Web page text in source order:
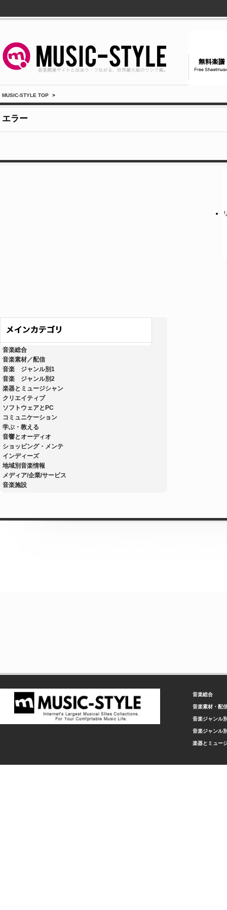
MUSIC-STYLE TOP >
エラー
音楽総合
音楽素材／配信
音楽 ジャンル別1
音楽 ジャンル別2
楽器とミュージシャン
クリエイティブ
ソフトウェアとPC
コミュニケーション
学ぶ・教える
音響とオーディオ
ショッピング・メンテ
インディーズ
地域別音楽情報
メディア/企業/サービス
音楽施設
音楽総合
音楽素材・配
音楽ジャンル
音楽ジャンル
楽器とミュー